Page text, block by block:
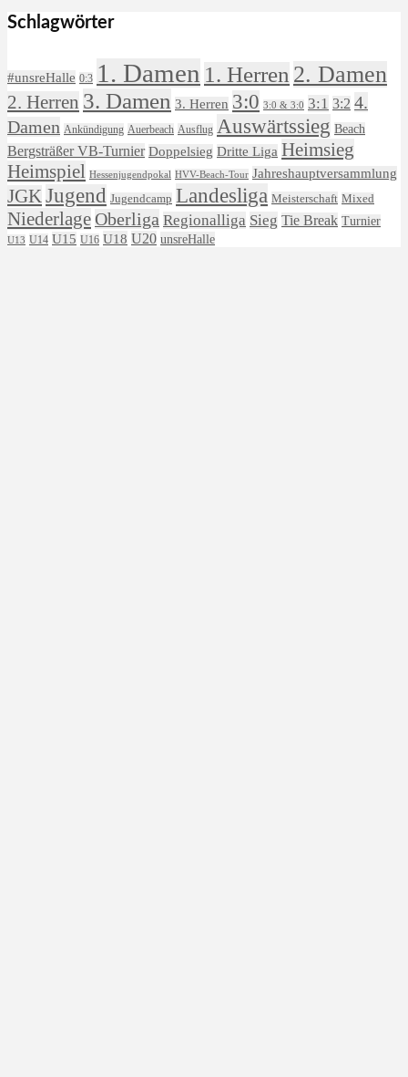
Schlagwörter
#unsreHalle 0:3 1. Damen 1. Herren 2. Damen
2. Herren 3. Damen 3. Herren 3:0 3:0 & 3:0 3:1 3:2 4.
Damen Ankündigung Auerbeach Ausflug Auswärtssieg Beach
Bergsträßer VB-Turnier Doppelsieg Dritte Liga Heimsieg
Heimspiel Hessenjugendpokal HVV-Beach-Tour Jahreshauptversammlung
JGK Jugend Jugendcamp Landesliga Meisterschaft Mixed
Niederlage Oberliga Regionalliga Sieg Tie Break Turnier
U13 U14 U15 U16 U18 U20 unsreHalle